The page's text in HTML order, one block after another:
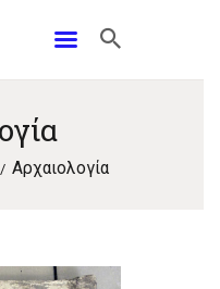
Αρχαιολογία
καλοκαιρινές
Βιβλιοθήκης